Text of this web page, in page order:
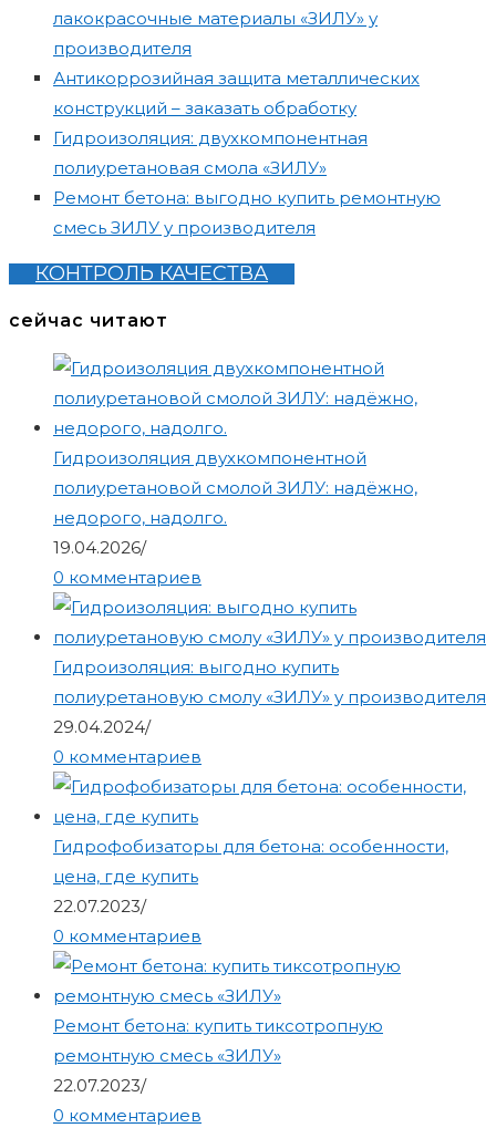
лакокрасочные материалы «ЗИЛУ» у
производителя
Антикоррозийная защита металлических
конструкций – заказать обработку
Гидроизоляция: двухкомпонентная
полиуретановая смола «ЗИЛУ»
Ремонт бетона: выгодно купить ремонтную
смесь ЗИЛУ у производителя
КОНТРОЛЬ КАЧЕСТВА
сейчас читают
Гидроизоляция двухкомпонентной
полиуретановой смолой ЗИЛУ: надёжно,
недорого, надолго.
19.04.2026/
0 комментариев
Гидроизоляция: выгодно купить
полиуретановую смолу «ЗИЛУ» у производителя
29.04.2024/
0 комментариев
Гидрофобизаторы для бетона: особенности,
цена, где купить
22.07.2023/
0 комментариев
Ремонт бетона: купить тиксотропную
ремонтную смесь «ЗИЛУ»
22.07.2023/
0 комментариев